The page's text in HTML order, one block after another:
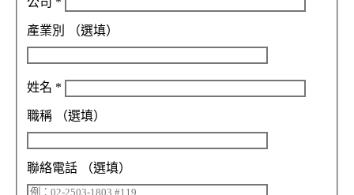
產業別 （選填）
姓名 *
職稱 （選填）
聯絡電話 （選填）